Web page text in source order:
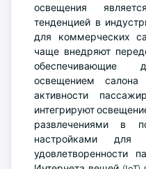
освещения
тенденцией в
для коммерческих
чаще внедряют
обеспечивающие
освещением
активности
интегрируют
развлечениями в
настройками
удовлетворенности